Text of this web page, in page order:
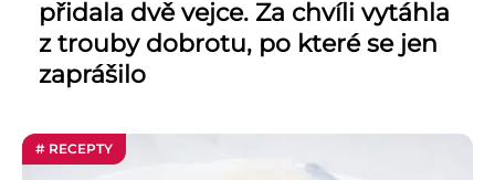
přidala dvě vejce. Za chvíli vytáhla
z trouby dobrotu, po které se jen
zaprášilo
# RECEPTY